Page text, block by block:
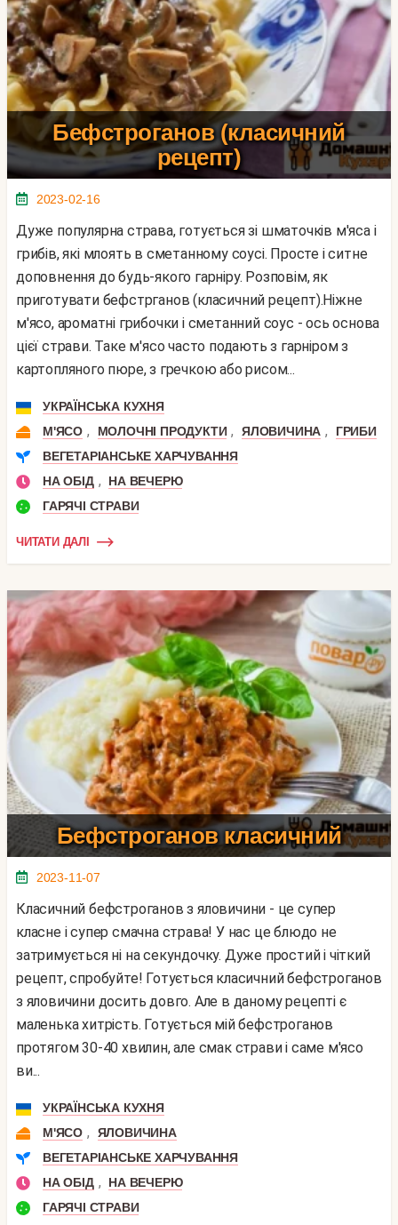
Бефстроганов (класичний
рецепт)
2023-02-16
Дуже популярна страва, готується зі шматочків м'яса і
грибів, які млоять в сметанному соусі. Просте і ситне
доповнення до будь-якого гарніру. Розповім, як
приготувати бефстрганов (класичний рецепт).Ніжне
м'ясо, ароматні грибочки і сметанний соус - ось основа
цієї страви. Таке м'ясо часто подають з гарніром з
картопляного пюре, з гречкою або рисом...
УКРАЇНСЬКА КУХНЯ
М'ЯСО , МОЛОЧНІ ПРОДУКТИ , ЯЛОВИЧИНА ,
ГРИБИ
ВЕГЕТАРІАНСЬКЕ ХАРЧУВАННЯ
НА ОБІД ,
НА ВЕЧЕРЮ
ГАРЯЧІ СТРАВИ
ЧИТАТИ ДАЛІ
Бефстроганов класичний
2023-11-07
Класичний бефстроганов з яловичини - це супер
класне і супер смачна страва! У нас це блюдо не
затримується ні на секундочку. Дуже простий і чіткий
рецепт, спробуйте! Готується класичний бефстроганов
з яловичини досить довго. Але в даному рецепті є
маленька хитрість. Готується мій бефстроганов
протягом 30-40 хвилин, але смак страви і саме м'ясо
ви...
УКРАЇНСЬКА КУХНЯ
М'ЯСО ,
ЯЛОВИЧИНА
ВЕГЕТАРІАНСЬКЕ ХАРЧУВАННЯ
НА ОБІД ,
НА ВЕЧЕРЮ
ГАРЯЧІ СТРАВИ